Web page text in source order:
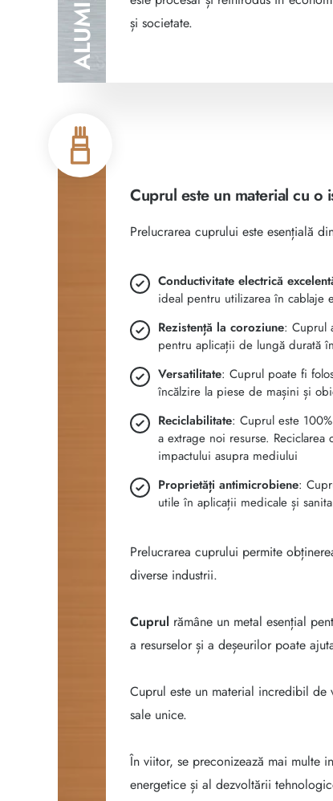
și societate.
Cuprul este un material cu o
Prelucrarea cuprului este esențială
Conductivitate electrică
ideal pentru utilizarea în cablaje
Rezistență la coroziune: Cuprul
pentru aplicații de lungă durată
Versatilitate: Cuprul poate fi
încălzire la piese de mașini și
Reciclabilitate: Cuprul este
a extrage noi resurse.
impactului asupra mediului
Proprietăți antimicrobiene:
utile în aplicații medicale și
Prelucrarea cuprului permite
diverse industrii.
Cuprul rămâne un metal esențial
a resurselor și a deșeurilor poate
Cuprul este un material incredibil
sale unice.
În viitor, se preconizează mai multe
energetice și al dezvoltării